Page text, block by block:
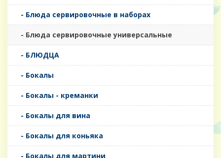
- Блюда сервировочные в наборах
- Блюда сервировочные универсальные
- БЛЮДЦА
- Бокалы
- Бокалы - креманки
- Бокалы для вина
- Бокалы для коньяка
- Бокалы для мартини